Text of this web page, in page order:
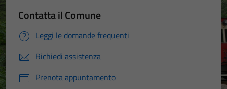
Contatta il Comune
Leggi le domande frequenti
Richiedi assistenza
Prenota appuntamento